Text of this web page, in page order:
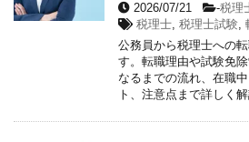
2026/07/21 -税理
税理士 税理士試験
公務員から税理士への
す。転職理由や試験免
なるまでの流れ、在職
ト、注意点まで詳しく解